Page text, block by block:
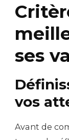
ses
vos
Avant de